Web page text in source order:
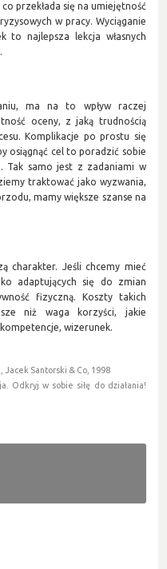
przekłada się na umiejętność
w pracy. Wyciąganie
to najlepsza lekcja własnych
ma na to wpływ raczej
oceny, z jaką trudnością
Komplikacje po prostu się
osiągnąć cel to poradzić sobie
Tak samo jest z zadaniami w
traktować jako wyzwania,
mamy większe szanse na
charakter. Jeśli chcemy mieć
adaptujących się do zmian
fizyczną. Koszty takich
niż waga korzyści, jakie
wizerunek.
Jacek Santorski & Co, 1998
Odkryj w sobie siłę do działania!